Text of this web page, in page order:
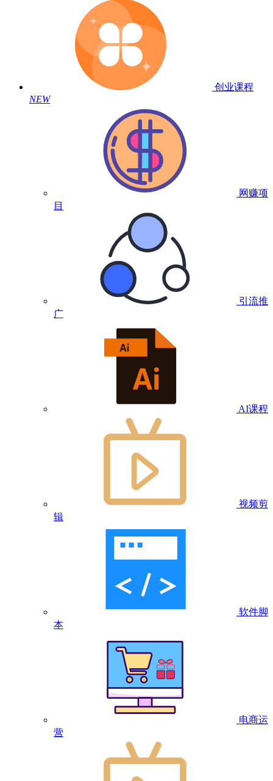
创业课程
NEW
网赚项
目
引流推
广
AI课程
视频剪
辑
软件脚
本
电商运
营